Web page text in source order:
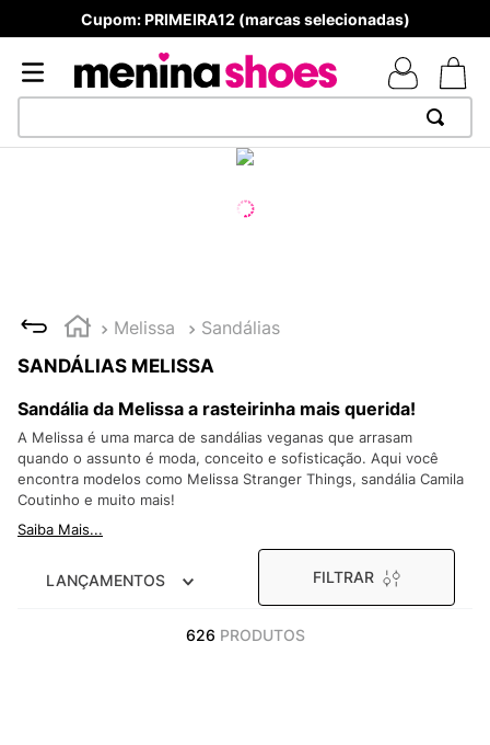
Cupom: PRIMEIRA12 (marcas selecionadas)
Melissa
Sandálias
SANDÁLIAS MELISSA
Sandália da Melissa a rasteirinha mais querida!
A Melissa é uma marca de sandálias veganas que arrasam
quando o assunto é moda, conceito e sofisticação. Aqui você
encontra modelos como Melissa Stranger Things, sandália Camila
Coutinho e muito mais!
Saiba Mais...
LANÇAMENTOS FILTRAR
626 PRODUTOS
8º
NEW 530
9º
VANS TÊNIS VANS ULTRARANGE
10º NEW BALANCE 204L